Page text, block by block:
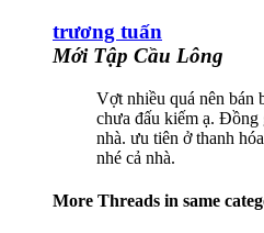
trương tuấn
Mới Tập Cầu Lông
Vợt nhiều quá nên bán
chưa đấu kiếm ạ. Đồng
nhà. ưu tiên ở thanh
nhé cả nhà.
More Threads in same